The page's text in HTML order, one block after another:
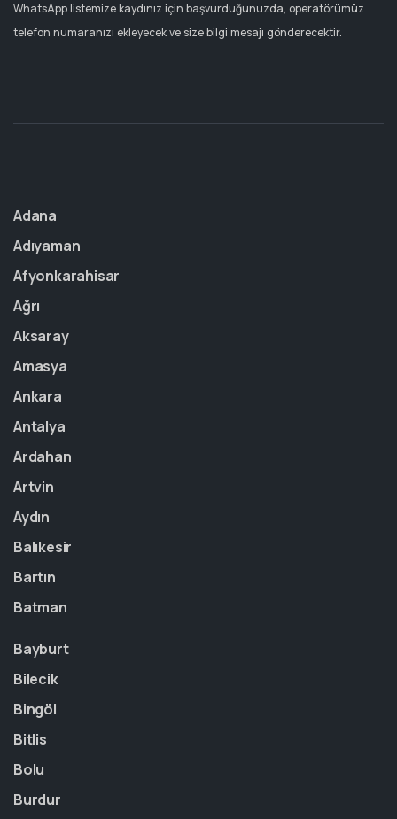
WhatsApp listemize kaydınız için başvurduğunuzda, operatörümüz
telefon numaranızı ekleyecek ve size bilgi mesajı gönderecektir.
Adana
Adıyaman
Afyonkarahisar
Ağrı
Aksaray
Amasya
Ankara
Antalya
Ardahan
Artvin
Aydın
Balıkesir
Bartın
Batman
Bayburt
Bilecik
Bingöl
Bitlis
Bolu
Burdur